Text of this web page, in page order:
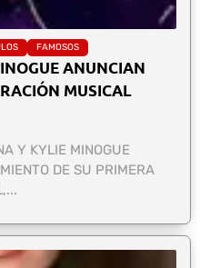
FAMOSOS
ANUNCIAN
MUSICAL
Y KYLIE MINOGUE
DE SU PRIMERA